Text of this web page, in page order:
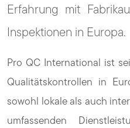
Erfahrung mit
Inspektionen in Europa.
Pro QC International ist
Qualitätskontrollen in
sowohl lokale als auch
umfassenden